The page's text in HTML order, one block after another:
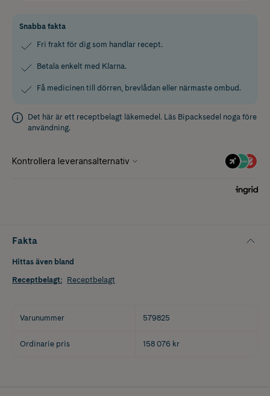
Snabba fakta
Fri frakt för dig som handlar recept.
Betala enkelt med Klarna.
Få medicinen till dörren, brevlådan eller närmaste ombud.
Det här är ett receptbelagt läkemedel. Läs Bipacksedel noga före
användning.
Fakta
Hittas även bland
Receptbelagt: Receptbelagt
Varunummer 579825
Ordinarie pris 158 076 kr